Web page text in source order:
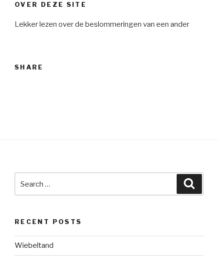
OVER DEZE SITE
Lekker lezen over de beslommeringen van een ander
SHARE
for:
RECENT POSTS
Wiebeltand